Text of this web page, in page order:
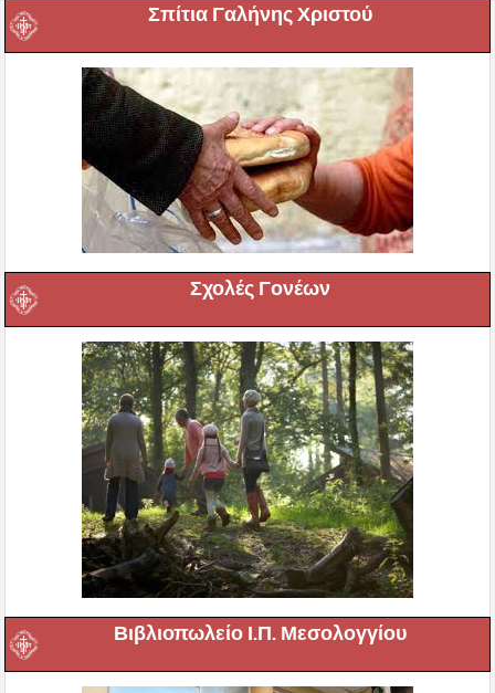
Σπίτια Γαλήνης Χριστού
Σχολές Γονέων
Βιβλιοπωλείο Ι.Π. Μεσολογγίου